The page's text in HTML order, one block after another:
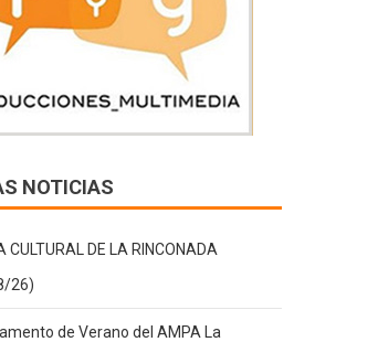
NOTICIAS
CULTURAL DE LA RINCONADA
26)
de Verano del AMPA La